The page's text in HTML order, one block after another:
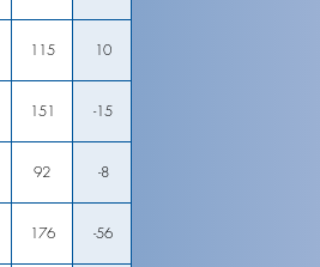
115 10
151 -15
92 -8
176 -56